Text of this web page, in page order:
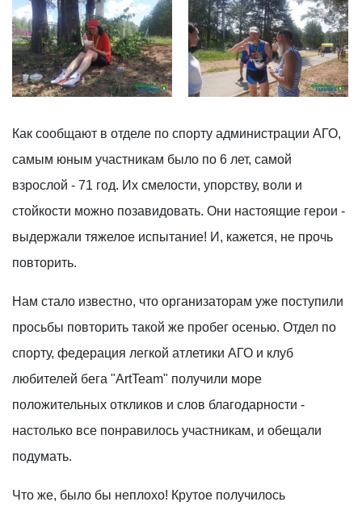
photo_2022-07-11_14-43-13 (4) photo_2022-07-11_14-43-13 (5)
Как сообщают в отделе по спорту администрации АГО,
самым юным участникам было по 6 лет, самой
взрослой - 71 год. Их смелости, упорству, воли и
стойкости можно позавидовать. Они настоящие герои -
выдержали тяжелое испытание! И, кажется, не прочь
повторить.
Нам стало известно, что организаторам уже поступили
просьбы повторить такой же пробег осенью. Отдел по
спорту, федерация легкой атлетики АГО и клуб
любителей бега "ArtTeam" получили море
положительных откликов и слов благодарности -
настолько все понравилось участникам, и обещали
подумать.
Что же, было бы неплохо! Крутое получилось